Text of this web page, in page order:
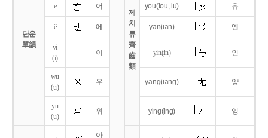
단운
單韻
제
치
류
齊
齒
類
e 어 you(iou,iu) 유
ê 에 yan(ian) 옌
yi
(i)
이 yin(in) 인
wu
(u)
우 yang(iang) 양
yu
(u)
위 ying(ing) 잉
아